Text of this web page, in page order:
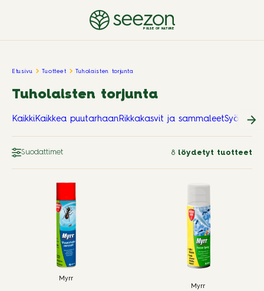
PULSE OF NATURE
Etusivu Tuotteet Tuholaisten torjunta
Tuholaisten torjunta
KaikkiKaikkea puutarhaanRikkakasvit ja sammaleetSyötävät
Suodattimet 8 löydetyt tuotteet
Myrr
Myrr